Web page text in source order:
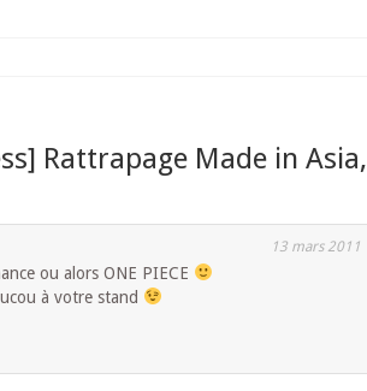
Rattrapage Made in Asia,
13 mars 2011
ou alors ONE PIECE
à votre stand